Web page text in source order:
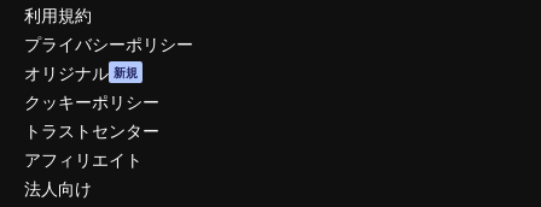
利用規約
プライバシーポリシー
オリジナル 新規
クッキーポリシー
トラストセンター
アフィリエイト
法人向け